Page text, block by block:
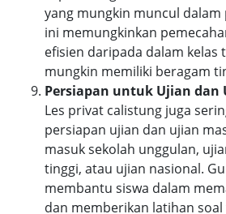
yang mungkin muncul dalam
ini memungkinkan
efisien daripada dalam kelas
mungkin memiliki beragam
Persiapan untuk Ujian dan
Les privat calistung juga
persiapan ujian dan ujian
masuk sekolah unggulan,
tinggi, atau ujian nasional.
membantu siswa dalam
dan memberikan latihan soal